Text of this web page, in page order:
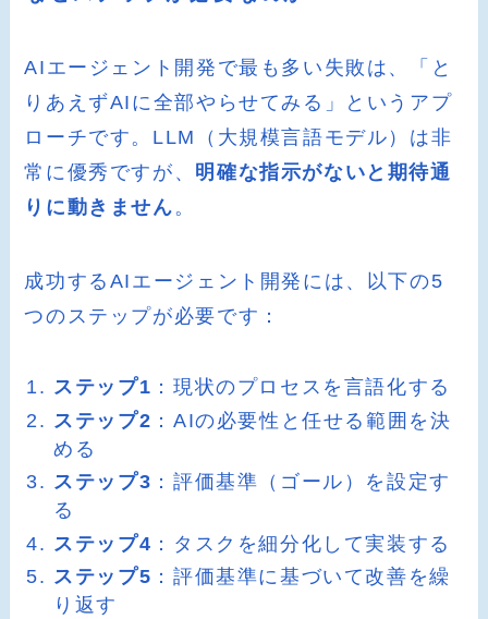
AIエージェント開発で最も多い失敗は、「と
りあえずAIに全部やらせてみる」というアプ
ローチです。LLM（大規模言語モデル）は非
常に優秀ですが、 明確な指示がないと期待通
りに動きません。
成功するAIエージェント開発には、以下の5
つのステップが必要です：
ステップ1 ：現状のプロセスを言語化する
ステップ2 ：AIの必要性と任せる範囲を決
める
ステップ3 ：評価基準（ゴール）を設定す
る
ステップ4 ：タスクを細分化して実装する
ステップ5 ：評価基準に基づいて改善を繰
り返す